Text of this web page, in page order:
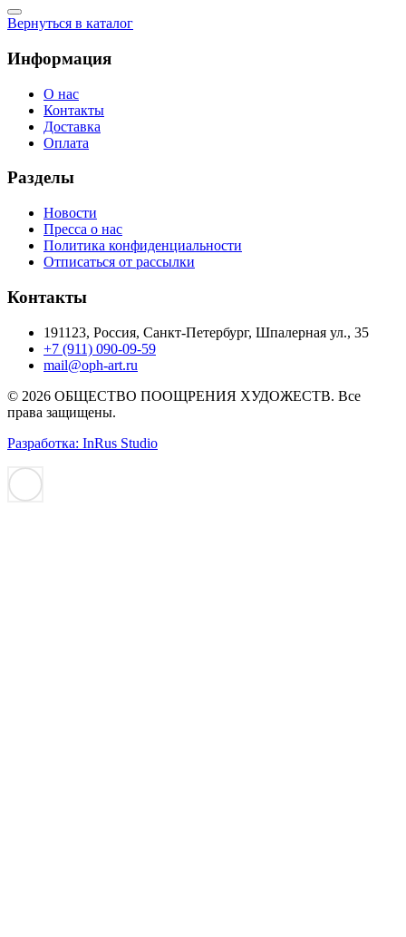
Вернуться в каталог
Информация
О нас
Контакты
Доставка
Оплата
Разделы
Новости
Пресса о нас
Политика конфиденциальности
Отписаться от рассылки
Контакты
191123, Россия, Санкт-Петербург, Шпалерная ул., 35
+7 (911) 090-09-59
mail@oph-art.ru
© 2026 ОБЩЕСТВО ПООЩРЕНИЯ ХУДОЖЕСТВ. Все
права защищены.
Разработка: InRus Studio